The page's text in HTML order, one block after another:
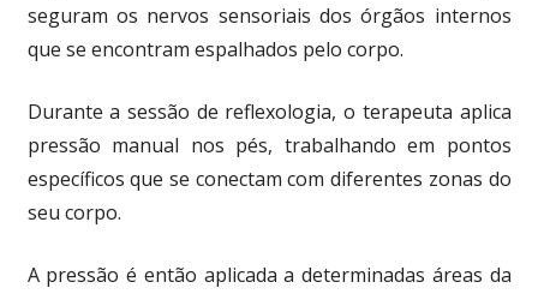
seguram os nervos sensoriais dos órgãos internos
que se encontram espalhados pelo corpo.
Durante a sessão de reflexologia, o terapeuta aplica
pressão manual nos pés, trabalhando em pontos
específicos que se conectam com diferentes zonas do
seu corpo.
A pressão é então aplicada a determinadas áreas da